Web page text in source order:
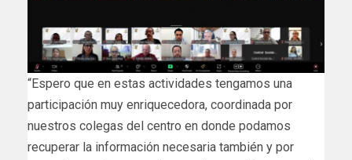
“Espero que en estas actividades tengamos una
participación muy enriquecedora, coordinada por
nuestros colegas del centro en donde podamos
recuperar la información necesaria también y por